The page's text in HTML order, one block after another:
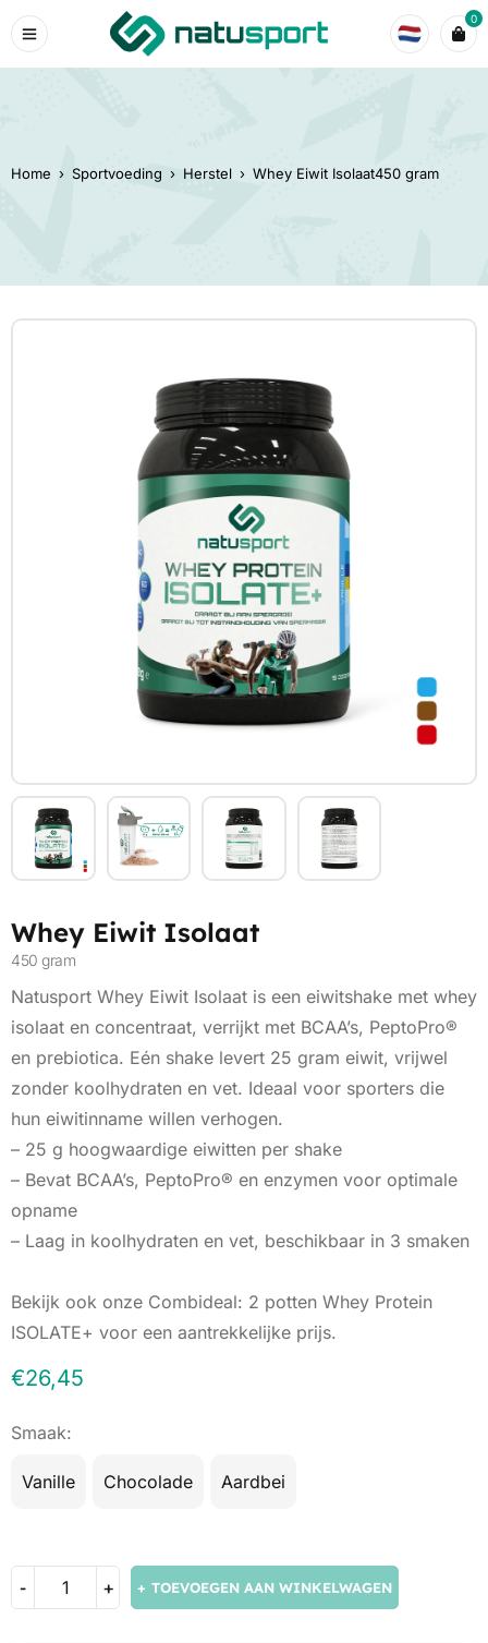
0
Home › Sportvoeding › Herstel › Whey Eiwit Isolaat450 gram
Whey Eiwit Isolaat
450 gram
Natusport Whey Eiwit Isolaat is een eiwitshake met whey
isolaat en concentraat, verrijkt met BCAA’s, PeptoPro®
en prebiotica. Eén shake levert 25 gram eiwit, vrijwel
zonder koolhydraten en vet. Ideaal voor sporters die
hun eiwitinname willen verhogen.
– 25 g hoogwaardige eiwitten per shake
– Bevat BCAA’s, PeptoPro® en enzymen voor optimale
opname
– Laag in koolhydraten en vet, beschikbaar in 3 smaken
Bekijk ook onze Combideal: 2 potten Whey Protein
ISOLATE+ voor een aantrekkelijke prijs.
€26,45
Smaak
Vanille Chocolade Aardbei
TOEVOEGEN AAN WINKELWAGEN